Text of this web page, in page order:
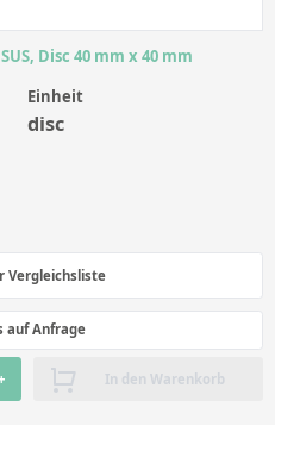
(SUS)
Kundensynthesen
Disc 40 mm x 40 mm
Einheit
disc
Vergleichsliste
auf Anfrage
In den Warenkorb